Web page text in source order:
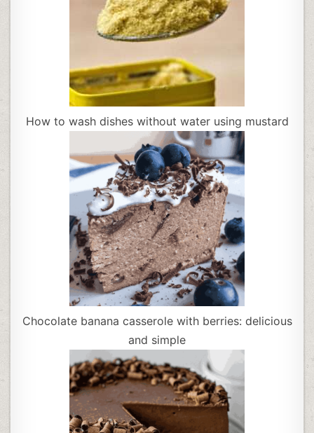
How to wash dishes without water using mustard
Chocolate banana casserole with berries: delicious
and simple